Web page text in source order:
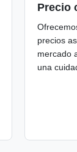
Precio
precios
mercado
una